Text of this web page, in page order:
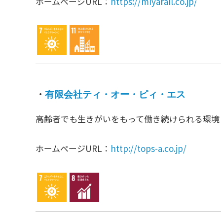
・ 有限会社ティ・オー・ピィ・エス
高齢者でも生きがいをもって働き続けられる環
ホームページURL： http://tops-a.co.jp/